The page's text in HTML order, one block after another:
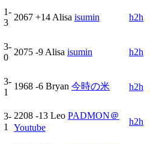
1-
3
2067 +14 Alisa isumin h2h
3-
0
2075 -9 Alisa isumin h2h
3-
1
1968 -6 Bryan 今時の米 h2h
3-
1
2208 -13 Leo PADMON＠
Youtube
h2h